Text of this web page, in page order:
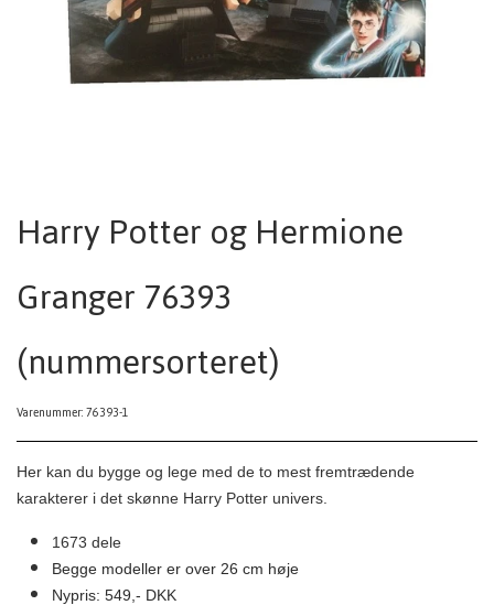
Harry Potter og Hermione
Granger 76393
(nummersorteret)
Varenummer: 76393-1
Her kan du bygge og lege med de to mest fremtrædende
karakterer i det skønne Harry Potter univers.
1673 dele
Begge modeller er over 26 cm høje
Nypris: 549,- DKK